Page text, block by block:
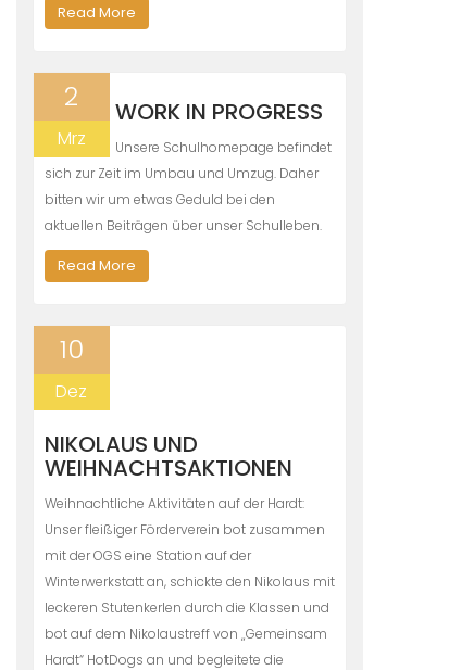
Read More
2
Mrz
WORK IN PROGRESS
Unsere Schulhomepage befindet
sich zur Zeit im Umbau und Umzug. Daher
bitten wir um etwas Geduld bei den
aktuellen Beiträgen über unser Schulleben.
Read More
10
Dez
NIKOLAUS UND
WEIHNACHTSAKTIONEN
Weihnachtliche Aktivitäten auf der Hardt:
Unser fleißiger Förderverein bot zusammen
mit der OGS eine Station auf der
Winterwerkstatt an, schickte den Nikolaus mit
leckeren Stutenkerlen durch die Klassen und
bot auf dem Nikolaustreff von „Gemeinsam
Hardt“ HotDogs an und begleitete die